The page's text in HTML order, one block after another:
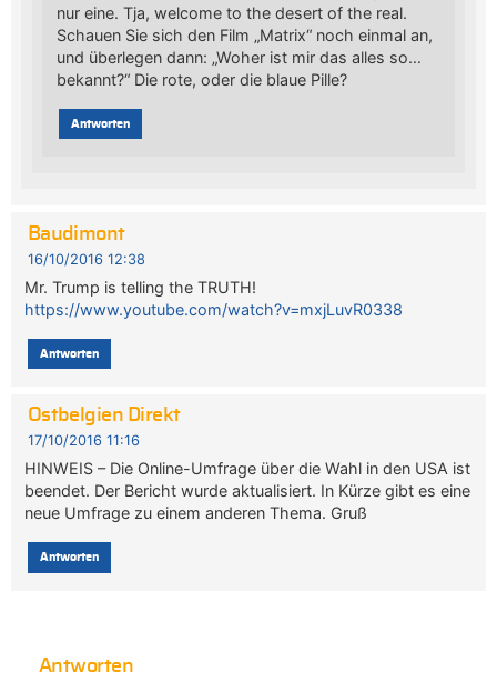
nur eine. Tja, welcome to the desert of the real.
Schauen Sie sich den Film „Matrix“ noch einmal an,
und überlegen dann: „Woher ist mir das alles so…
bekannt?“ Die rote, oder die blaue Pille?
Antworten
Baudimont
16/10/2016 12:38
Mr. Trump is telling the TRUTH!
https://www.youtube.com/watch?v=mxjLuvR0338
Antworten
Ostbelgien Direkt
17/10/2016 11:16
HINWEIS – Die Online-Umfrage über die Wahl in den USA ist
beendet. Der Bericht wurde aktualisiert. In Kürze gibt es eine
neue Umfrage zu einem anderen Thema. Gruß
Antworten
Antworten